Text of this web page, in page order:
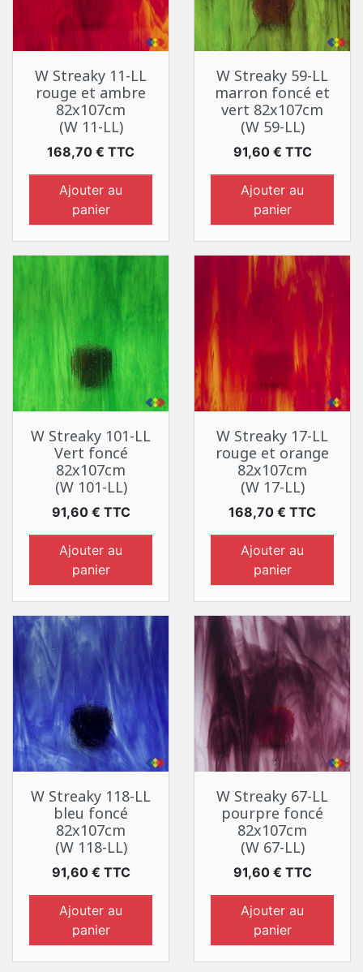
W Streaky 11-LL
rouge et ambre
82x107cm
(W 11-LL)
Prix
168,70 € TTC
Ajouter au
panier
W Streaky 59-LL
marron foncé et
vert 82x107cm
(W 59-LL)
Prix
91,60 € TTC
Ajouter au
panier
W Streaky 101-LL
Vert foncé
82x107cm
(W 101-LL)
Prix
91,60 € TTC
Ajouter au
panier
W Streaky 17-LL
rouge et orange
82x107cm
(W 17-LL)
Prix
168,70 € TTC
Ajouter au
panier
W Streaky 118-LL
bleu foncé
82x107cm
(W 118-LL)
Prix
91,60 € TTC
Ajouter au
panier
W Streaky 67-LL
pourpre foncé
82x107cm
(W 67-LL)
Prix
91,60 € TTC
Ajouter au
panier